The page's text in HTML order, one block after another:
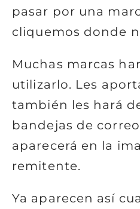
pasar por una
cliquemos donde
Muchas marcas
utilizarlo. Les
también les hará
bandejas de
aparecerá en la
remitente.
Ya aparecen así